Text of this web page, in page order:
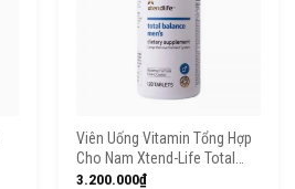
Viên Uống Vitamin Tổng Hợp
Cho Nam Xtend-Life Total
Balance Men’s (120v)
3.200.000₫